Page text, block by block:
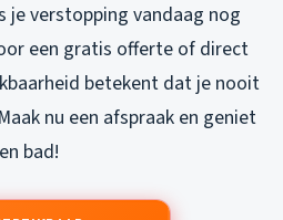
je verstopping vandaag nog
een gratis offerte of direct
betekent dat je nooit
nu een afspraak en geniet
bad!